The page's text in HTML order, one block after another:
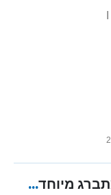
פלאג אנאלי יפייפה מתברג מיוחד למתחילים DIAMOND